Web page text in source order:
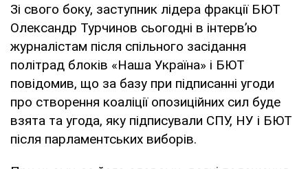
Зі свого боку, заступник лідера фракції БЮТ
Олександр Турчинов сьогодні в інтерв’ю
журналістам після спільного засідання
політрад блоків «Наша Україна» і БЮТ
повідомив, що за базу при підписанні угоди
про створення коаліції опозиційних сил буде
взята та угода, яку підписували СПУ, НУ і БЮТ
після парламентських виборів.